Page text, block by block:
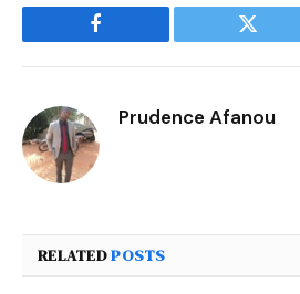
Facebook
Prudence Afanou
RELATEDPOSTS